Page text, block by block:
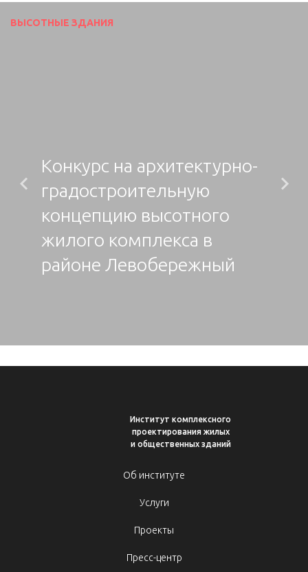
ВЫСОТНЫЕ ЗДАНИЯ
Конкурс на архитектурно-
градостроительную
концепцию высотного
жилого комплекса в
районе Левобережный
Previous
Институт комплексного
проектирования жилых
и общественных зданий
Об институте
Услуги
Проекты
Пресс-центр